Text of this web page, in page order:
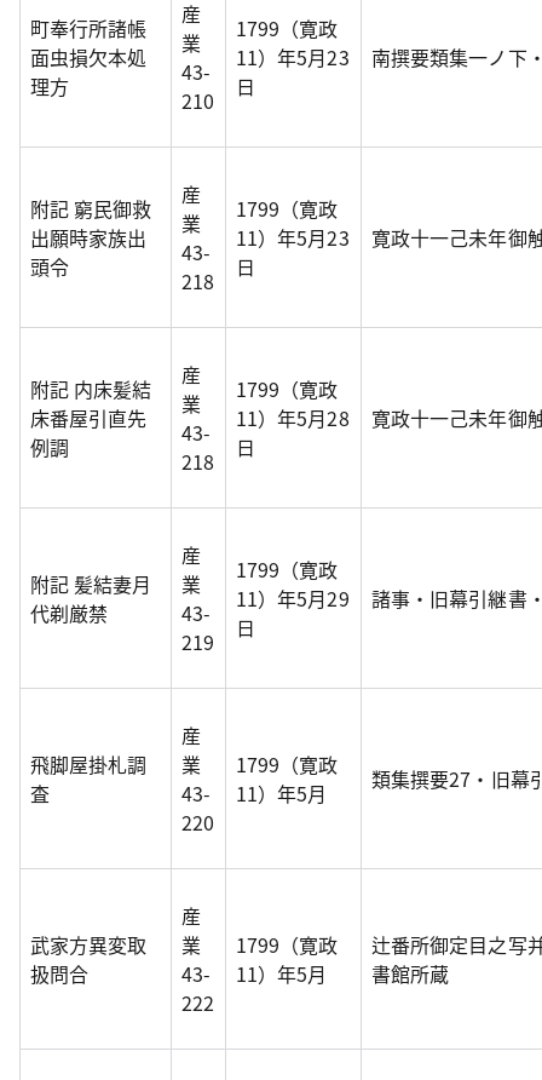
町奉行所諸帳
面虫損欠本処
理方
産
業
43-
210
1799（寛政
11）年5月23
日
南撰要類集一ノ下
附記 窮民御救
出願時家族出
頭令
産
業
43-
218
1799（寛政
11）年5月23
日
寛政十一己未年御
附記 内床髪結
床番屋引直先
例調
産
業
43-
218
1799（寛政
11）年5月28
日
寛政十一己未年御
附記 髪結妻月
代剃厳禁
産
業
43-
219
1799（寛政
11）年5月29
日
諸事・旧幕引継書
飛脚屋掛札調
査
産
業
43-
220
1799（寛政
11）年5月
類集撰要27・旧幕
武家方異変取
扱問合
産
業
43-
222
1799（寛政
11）年5月
辻番所御定目之写
書館所蔵